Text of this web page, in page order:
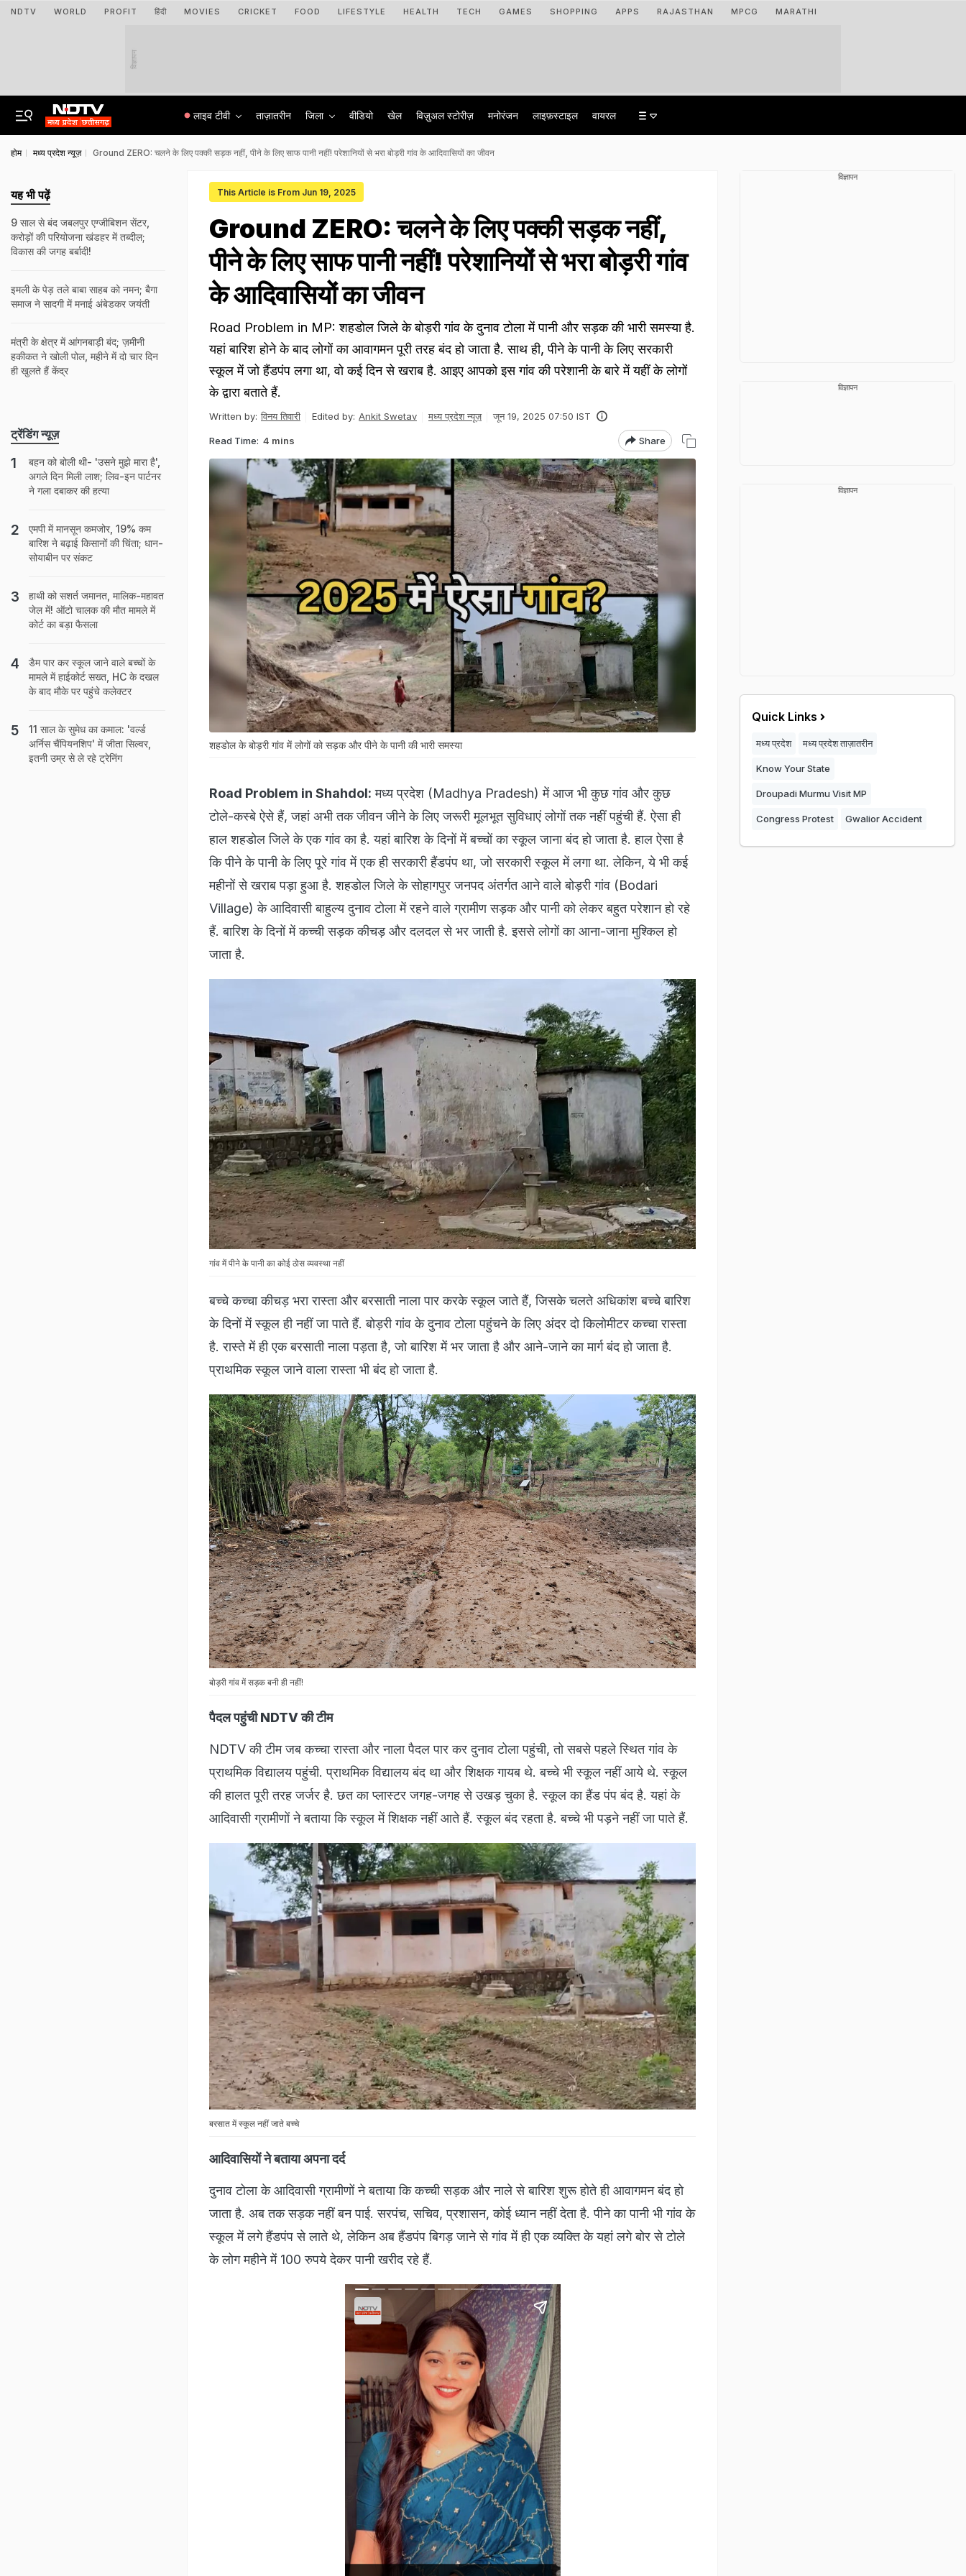
NDTV WORLD PROFIT हिंदी MOVIES CRICKET FOOD LIFESTYLE HEALTH TECH GAMES SHOPPING APPS RAJASTHAN MPCG MARATHI
विज्ञापन
लाइव टीवी ताज़ातरीन जिला वीडियो खेल विज़ुअल स्टोरीज़ मनोरंजन लाइफ़स्टाइल वायरल
होम मध्य प्रदेश न्यूज़ Ground ZERO: चलने के लिए पक्की सड़क नहीं, पीने के लिए साफ पानी नहीं! परेशानियों से भरा बोड़री गांव के आदिवासियों का जीवन
This Article is From Jun 19, 2025
Ground ZERO: चलने के लिए पक्की सड़क नहीं,
पीने के लिए साफ पानी नहीं! परेशानियों से भरा बोड़री गांव
के आदिवासियों का जीवन
Road Problem in MP: शहडोल जिले के बोड़री गांव के दुनाव टोला में पानी और सड़क की भारी समस्या है.
यहां बारिश होने के बाद लोगों का आवागमन पूरी तरह बंद हो जाता है. साथ ही, पीने के पानी के लिए सरकारी
स्कूल में जो हैंडपंप लगा था, वो कई दिन से खराब है. आइए आपको इस गांव की परेशानी के बारे में यहीं के लोगों
के द्वारा बताते हैं.
Written by: विनय तिवारी Edited by: Ankit Swetav मध्य प्रदेश न्यूज़ जून 19, 2025 07:50 IST
Read Time: 4 mins Share
शहडोल के बोड़री गांव में लोगों को सड़क और पीने के पानी की भारी समस्या
Road Problem in Shahdol: मध्य प्रदेश (Madhya Pradesh) में आज भी कुछ गांव और कुछ
टोले-कस्बे ऐसे हैं, जहां अभी तक जीवन जीने के लिए जरूरी मूलभूत सुविधाएं लोगों तक नहीं पहुंची हैं. ऐसा ही
हाल शहडोल जिले के एक गांव का है. यहां बारिश के दिनों में बच्चों का स्कूल जाना बंद हो जाता है. हाल ऐसा है
कि पीने के पानी के लिए पूरे गांव में एक ही सरकारी हैंडपंप था, जो सरकारी स्कूल में लगा था. लेकिन, ये भी कई
महीनों से खराब पड़ा हुआ है. शहडोल जिले के सोहागपुर जनपद अंतर्गत आने वाले बोड़री गांव (Bodari
Village) के आदिवासी बाहुल्य दुनाव टोला में रहने वाले ग्रामीण सड़क और पानी को लेकर बहुत परेशान हो रहे
हैं. बारिश के दिनों में कच्ची सड़क कीचड़ और दलदल से भर जाती है. इससे लोगों का आना-जाना मुश्किल हो
जाता है.
गांव में पीने के पानी का कोई ठोस व्यवस्था नहीं
बच्चे कच्चा कीचड़ भरा रास्ता और बरसाती नाला पार करके स्कूल जाते हैं, जिसके चलते अधिकांश बच्चे बारिश
के दिनों में स्कूल ही नहीं जा पाते हैं. बोड़री गांव के दुनाव टोला पहुंचने के लिए अंदर दो किलोमीटर कच्चा रास्ता
है. रास्ते में ही एक बरसाती नाला पड़ता है, जो बारिश में भर जाता है और आने-जाने का मार्ग बंद हो जाता है.
प्राथमिक स्कूल जाने वाला रास्ता भी बंद हो जाता है.
बोड़री गांव में सड़क बनी ही नहीं!
पैदल पहुंची NDTV की टीम
NDTV की टीम जब कच्चा रास्ता और नाला पैदल पार कर दुनाव टोला पहुंची, तो सबसे पहले स्थित गांव के
प्राथमिक विद्यालय पहुंची. प्राथमिक विद्यालय बंद था और शिक्षक गायब थे. बच्चे भी स्कूल नहीं आये थे. स्कूल
की हालत पूरी तरह जर्जर है. छत का प्लास्टर जगह-जगह से उखड़ चुका है. स्कूल का हैंड पंप बंद है. यहां के
आदिवासी ग्रामीणों ने बताया कि स्कूल में शिक्षक नहीं आते हैं. स्कूल बंद रहता है. बच्चे भी पड़ने नहीं जा पाते हैं.
बरसात में स्कूल नहीं जाते बच्चे
आदिवासियों ने बताया अपना दर्द
दुनाव टोला के आदिवासी ग्रामीणों ने बताया कि कच्ची सड़क और नाले से बारिश शुरू होते ही आवागमन बंद हो
जाता है. अब तक सड़क नहीं बन पाई. सरपंच, सचिव, प्रशासन, कोई ध्यान नहीं देता है. पीने का पानी भी गांव के
स्कूल में लगे हैंडपंप से लाते थे, लेकिन अब हैंडपंप बिगड़ जाने से गांव में ही एक व्यक्ति के यहां लगे बोर से टोले
के लोग महीने में 100 रुपये देकर पानी खरीद रहे हैं.
यह भी पढ़ें
9 साल से बंद जबलपुर एग्जीबिशन सेंटर,
करोड़ों की परियोजना खंडहर में तब्दील;
विकास की जगह बर्बादी!
इमली के पेड़ तले बाबा साहब को नमन; बैगा
समाज ने सादगी में मनाई अंबेडकर जयंती
मंत्री के क्षेत्र में आंगनबाड़ी बंद; ज़मीनी
हकीकत ने खोली पोल, महीने में दो चार दिन
ही खुलते हैं केंद्र
ट्रेंडिंग न्यूज़
बहन को बोली थी- 'उसने मुझे मारा है',
अगले दिन मिली लाश; लिव-इन पार्टनर
ने गला दबाकर की हत्या
एमपी में मानसून कमजोर, 19% कम
बारिश ने बढ़ाई किसानों की चिंता; धान-
सोयाबीन पर संकट
हाथी को सशर्त जमानत, मालिक-महावत
जेल में! ऑटो चालक की मौत मामले में
कोर्ट का बड़ा फैसला
डैम पार कर स्कूल जाने वाले बच्चों के
मामले में हाईकोर्ट सख्त, HC के दखल
के बाद मौके पर पहुंचे कलेक्टर
11 साल के सुमेध का कमाल: 'वर्ल्ड
अर्निस चैंपियनशिप' में जीता सिल्वर,
इतनी उम्र से ले रहे ट्रेनिंग
विज्ञापन
विज्ञापन
विज्ञापन
Quick Links
मध्य प्रदेश मध्य प्रदेश ताज़ातरीन
Know Your State
Droupadi Murmu Visit MP
Congress Protest Gwalior Accident